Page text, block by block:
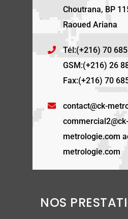
Choutrana, BP
Raoued Ariana
Tél:(+216) 70
GSM:(+216) 26
Fax:(+216) 70
contact@ck-
commercial2@ck-
metrologie.com
metrologie.com
NOS